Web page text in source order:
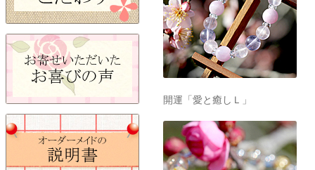
開運「愛と癒しＬ」